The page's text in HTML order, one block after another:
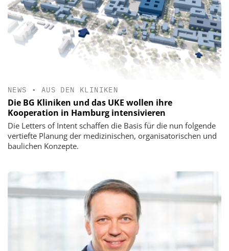
NEWS • AUS DEN KLINIKEN
Die BG Kliniken und das UKE wollen ihre
Kooperation in Hamburg intensivieren
Die Letters of Intent schaffen die Basis für die nun folgende
vertiefte Planung der medizinischen, organisatorischen und
baulichen Konzepte.